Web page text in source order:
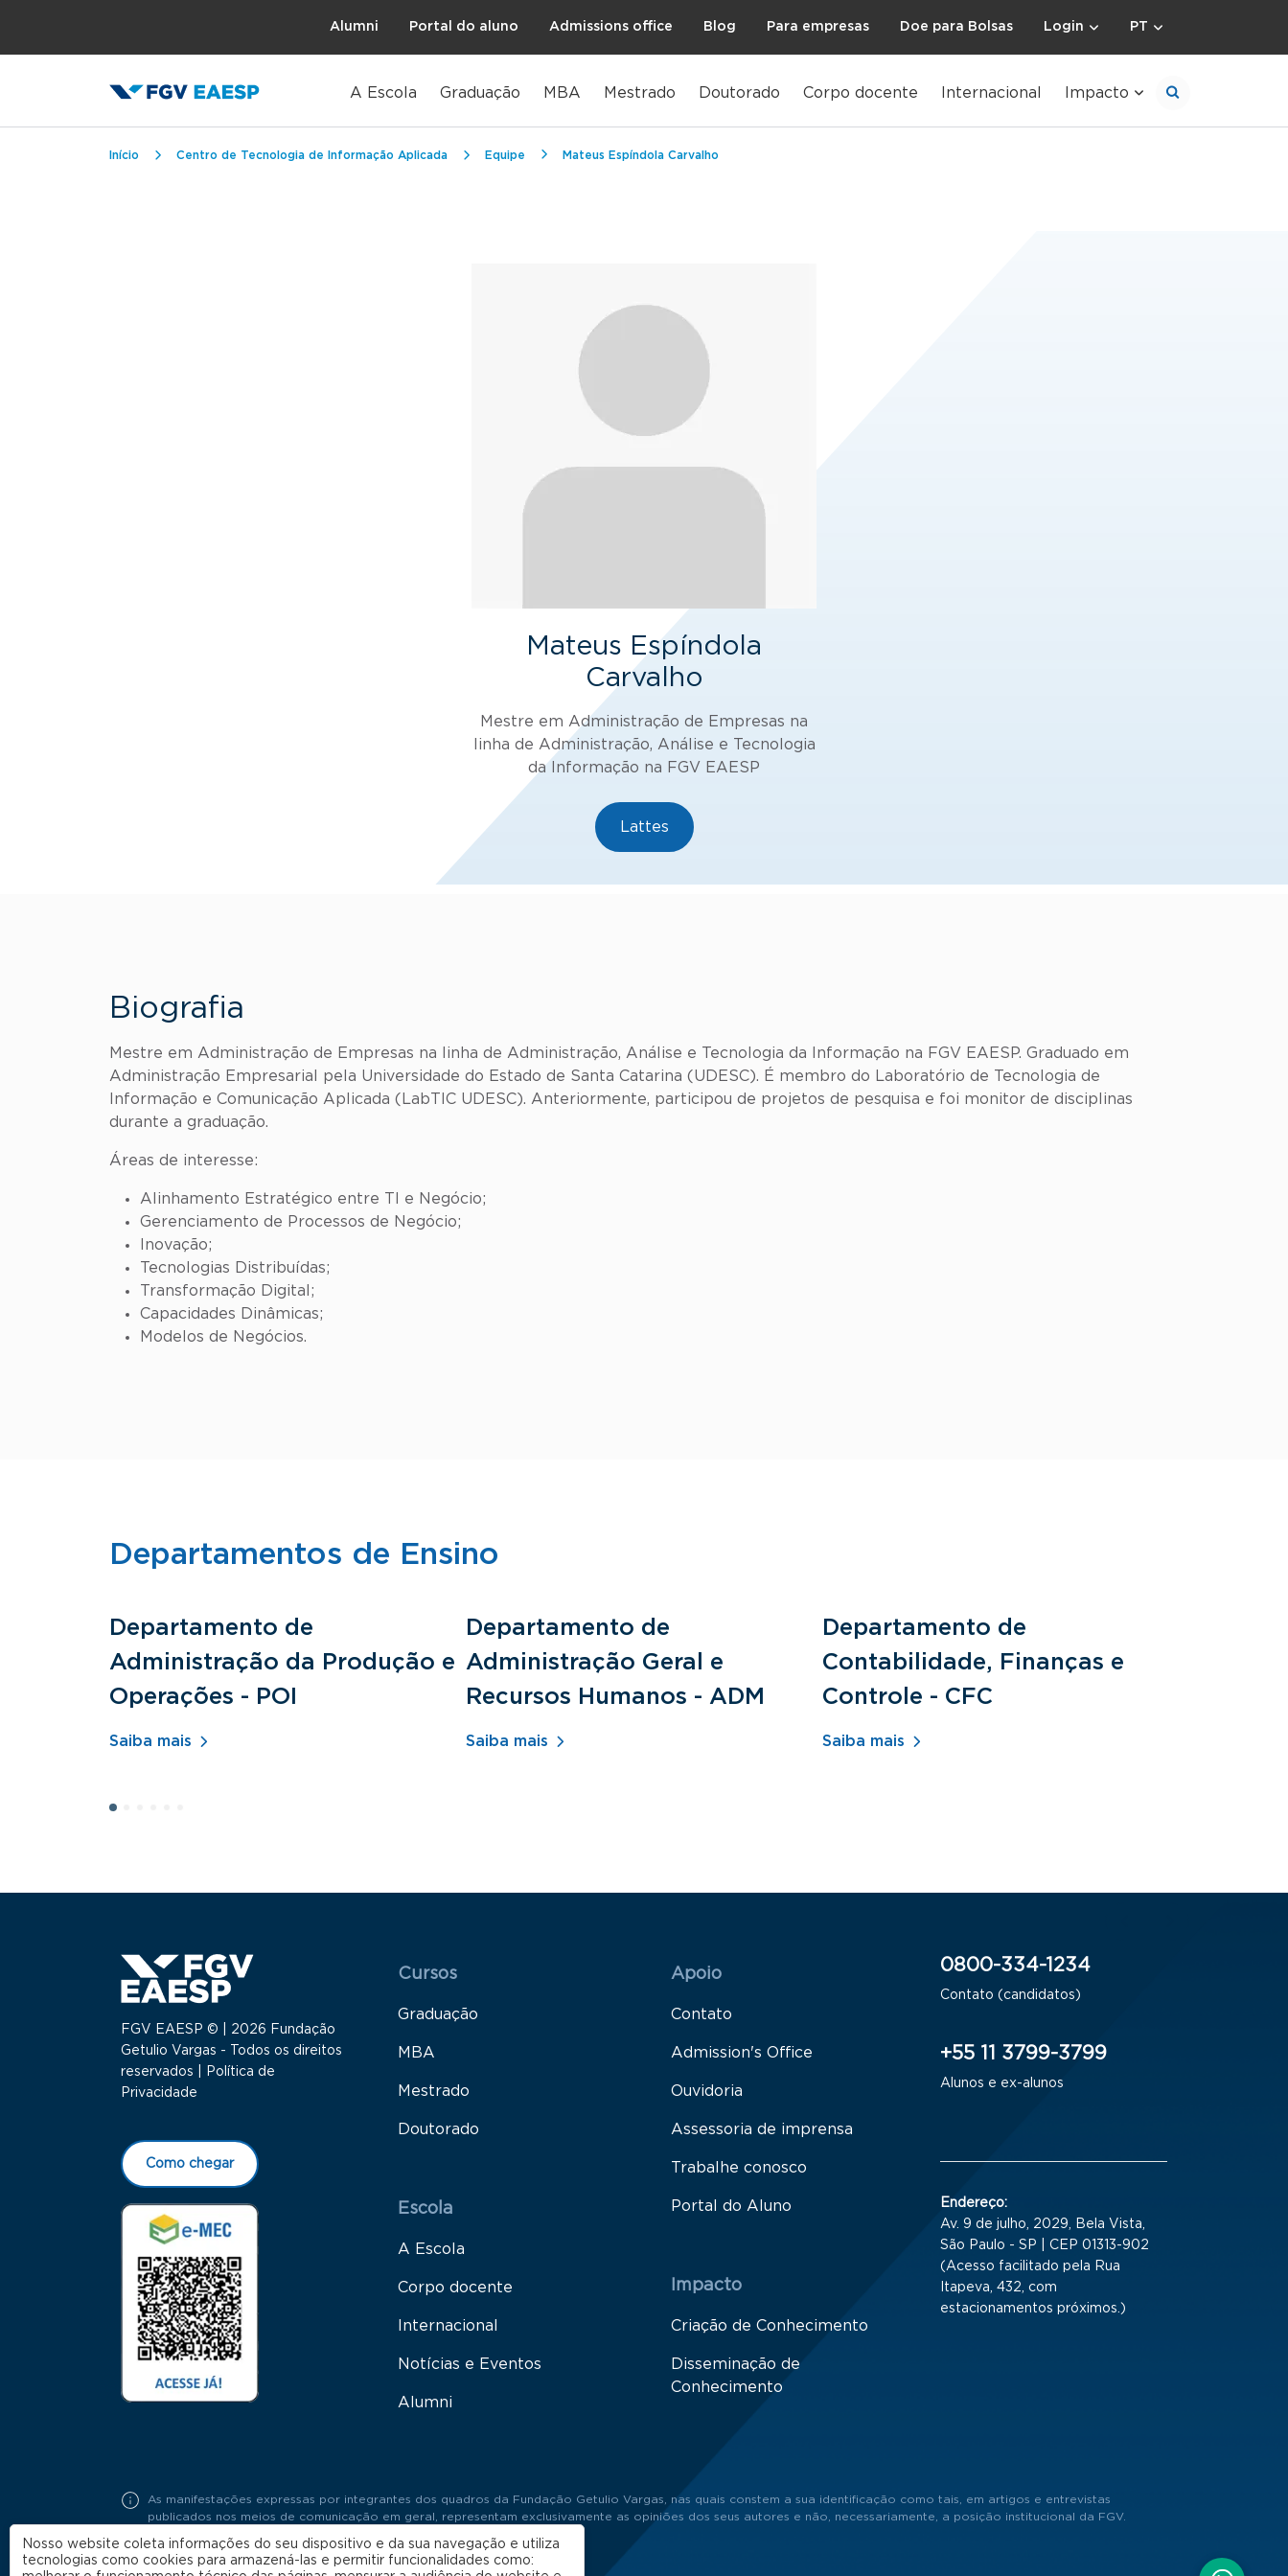
Alumni Portal do aluno Admissions office Blog Para empresas Doe para Bolsas Login PT
A Escola Graduação MBA Mestrado Doutorado Corpo docente Internacional Impacto
Trilha de navegação
Início Centro de Tecnologia de Informação Aplicada Equipe Mateus Espíndola Carvalho
Mateus Espíndola
Carvalho
Mestre em Administração de Empresas na
linha de Administração, Análise e Tecnologia
da Informação na FGV EAESP
Lattes
Biografia
Mestre em Administração de Empresas na linha de Administração, Análise e Tecnologia da Informação na FGV EAESP. Graduado em
Administração Empresarial pela Universidade do Estado de Santa Catarina (UDESC). É membro do Laboratório de Tecnologia de
Informação e Comunicação Aplicada (LabTIC UDESC). Anteriormente, participou de projetos de pesquisa e foi monitor de disciplinas
durante a graduação.
Áreas de interesse:
Alinhamento Estratégico entre TI e Negócio;
Gerenciamento de Processos de Negócio;
Inovação;
Tecnologias Distribuídas;
Transformação Digital;
Capacidades Dinâmicas;
Modelos de Negócios.
Departamentos de Ensino
Departamento de
Administração da Produção e
Operações - POI
Saiba mais
Departamento de
Administração Geral e
Recursos Humanos - ADM
Saiba mais
Departamento de
Contabilidade, Finanças e
Controle - CFC
Saiba mais
FGV EAESP © | 2026 Fundação
Getulio Vargas - Todos os direitos
reservados |
Política de
Privacidade
Como chegar
Menu Rodapé 1
Cursos
Graduação
MBA
Mestrado
Doutorado
Escola
A Escola
Corpo docente
Internacional
Notícias e Eventos
Alumni
Rodapé 2
Apoio
Contato
Admission's Office
Ouvidoria
Assessoria de imprensa
Trabalhe conosco
Portal do Aluno
Impacto
Criação de Conhecimento
Disseminação de
Conhecimento
0800-334-1234
Contato (candidatos)
+55 11 3799-3799
Alunos e ex-alunos
Endereço:
Av. 9 de julho, 2029, Bela Vista,
São Paulo - SP | CEP 01313-902
(Acesso facilitado pela Rua
Itapeva, 432, com
estacionamentos próximos.)
As manifestações expressas por integrantes dos quadros da Fundação Getulio Vargas, nas quais constem a sua identificação como tais, em artigos e entrevistas
publicados nos meios de comunicação em geral, representam exclusivamente as opiniões dos seus autores e não, necessariamente, a posição institucional da FGV.
Nosso website coleta informações do seu dispositivo e da sua navegação e utiliza
tecnologias como cookies para armazená-las e permitir funcionalidades como: